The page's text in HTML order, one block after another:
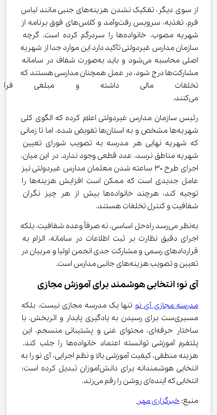
از سوی دیگر، تفکیک نشدن هزینه‌های جنبی مانند لباس
فرم، تغذیه، سرویس رفت‌وآمد و کلاس‌های فوق برنامه از
شهریه مصوب، خانواده‌ها را سردرگم کرده است. گرچه
سازمان مدارس غیردولتی تأکید دارد این موارد جدا از شهریه
اصلی محاسبه می‌شود و باید به‌صورت شفاف در سامانه
مشارکت‌ها درج شود، در عمل همچنان مدارسی هستند که
تخلفات مالی داشته و مبلغی
می‌کنند.
رئیس سازمان مدارس غیردولتی اعلام کرده که الگوی کلی
شهریه‌ها مشخص و به استان‌ها تفویض شده، اما تا زمانی
که شهریه نهایی هر مدرسه به تصویب شورای تعیین
شهریه مناطق نرسد، عدد قطعی وجود ندارد. در این میان،
اجرای طرح ۳۰ ساعته شدن معلمان مدارس غیردولتی نیز
عامل جدیدی است که ممکن است افزایش هزینه‌ها را
توجیه کند، هرچند خانواده‌ها بیش از هر چیز نگران
شفافیت و کنترل تخلفات هستند.
به‌نظر می‌رسد راه‌حل اساسی، نه صرفاً وعده شفافیت، بلکه
اجرای دقیق نظارت بر ثبت اطلاعات در سامانه، الزام به
قراردادهای رسمی و مشارکت جدی انجمن اولیا و مربیان در
تعیین و تصویب هزینه‌های جانبی مدارس است.
آی نو؛ انتخابی هوشمند برای آموزش مجازی
مدرسه مجازی آی نو تنها یک مدرسه مجازی نیست، بلکه
مسیری‌ست برای رسیدن به یادگیری پایدار و اثربخش. با
ساختار حرفه‌ای، محتوای غنی و پشتیبانی منسجم، این
پلتفرم آموزشی توانسته اعتماد خانواده‌ها را جلب کند.
هزینه منطقی، کیفیت آموزشی بالا و نظم اجرایی، آی نو را به
انتخابی هوشمندانه برای دانش‌آموزان تبدیل کرده است؛
انتخابی که آینده‌ای روشن را رقم می‌زند.
منبع: خبرگزاری مهر